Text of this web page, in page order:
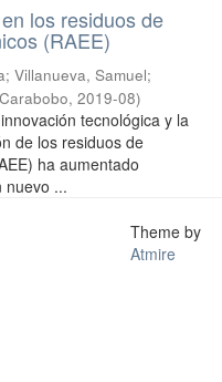
los residuos de
(RAEE)
; Villanueva, Samuel;
, 2019-08)
tecnológica y la
de los residuos de
ha aumentado
nuevo ...
Theme by
Atmire